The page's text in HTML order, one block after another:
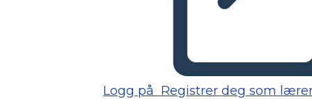
Logg på Registrer deg som